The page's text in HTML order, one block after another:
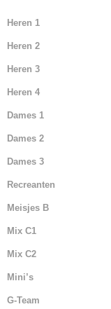
Heren 1
Heren 2
Heren 3
Heren 4
Dames 1
Dames 2
Dames 3
Recreanten
Meisjes B
Mix C1
Mix C2
Mini’s
G-Team